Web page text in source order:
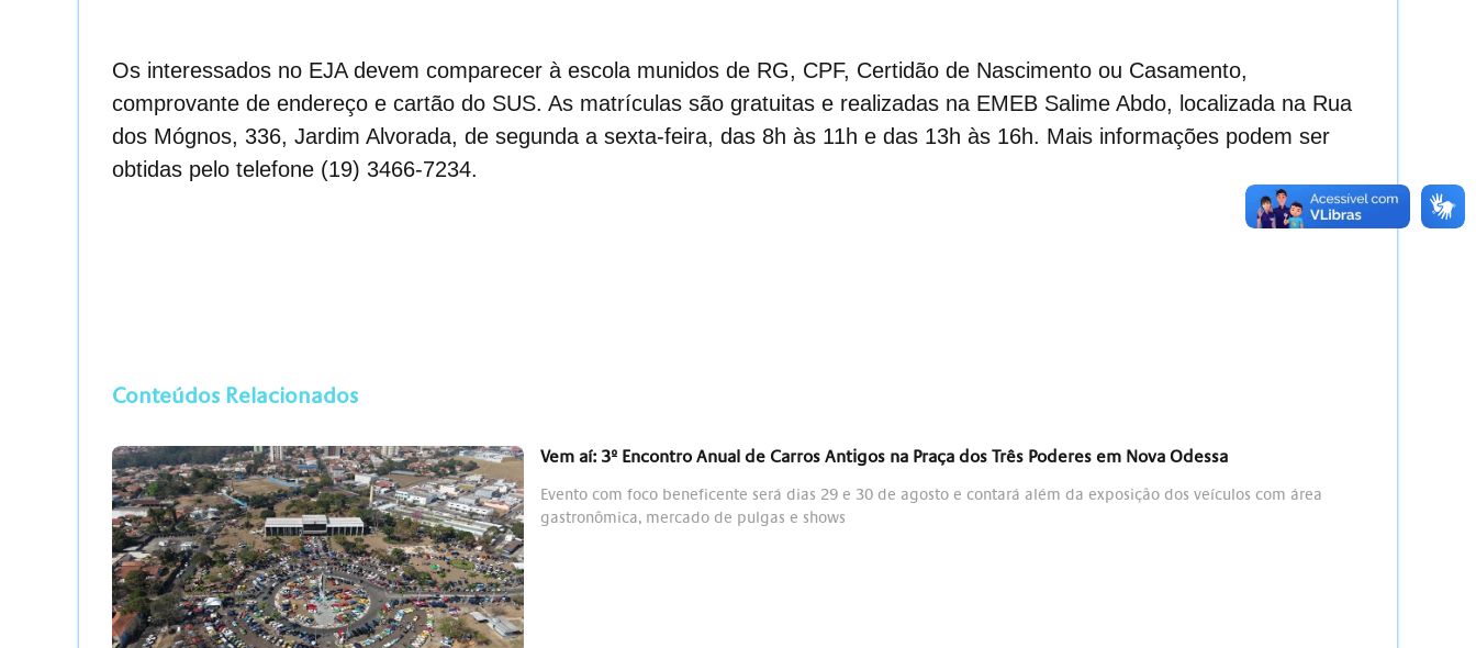
Os interessados no EJA devem comparecer à escola munidos de RG, CPF, Certidão de Nascimento ou Casamento,
comprovante de endereço e cartão do SUS. As matrículas são gratuitas e realizadas na EMEB Salime Abdo, localizada na Rua
dos Mógnos, 336, Jardim Alvorada, de segunda a sexta-feira, das 8h às 11h e das 13h às 16h. Mais informações podem ser
obtidas pelo telefone (19) 3466-7234.
Conteúdos Relacionados
Vem aí: 3º Encontro Anual de Carros Antigos na Praça dos Três Poderes em Nova Odessa
Evento com foco beneficente será dias 29 e 30 de agosto e contará além da exposição dos veículos com área
gastronômica, mercado de pulgas e shows